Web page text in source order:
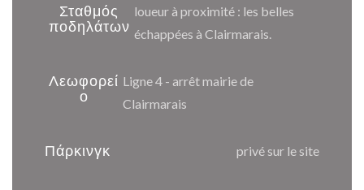
Σταθμός
ποδηλάτων
loueur à proximité : les belles
échappées à Clairmarais.
Λεωφορεί
ο
Ligne 4 - arrêt mairie de
Clairmarais
Πάρκινγκ privé sur le site